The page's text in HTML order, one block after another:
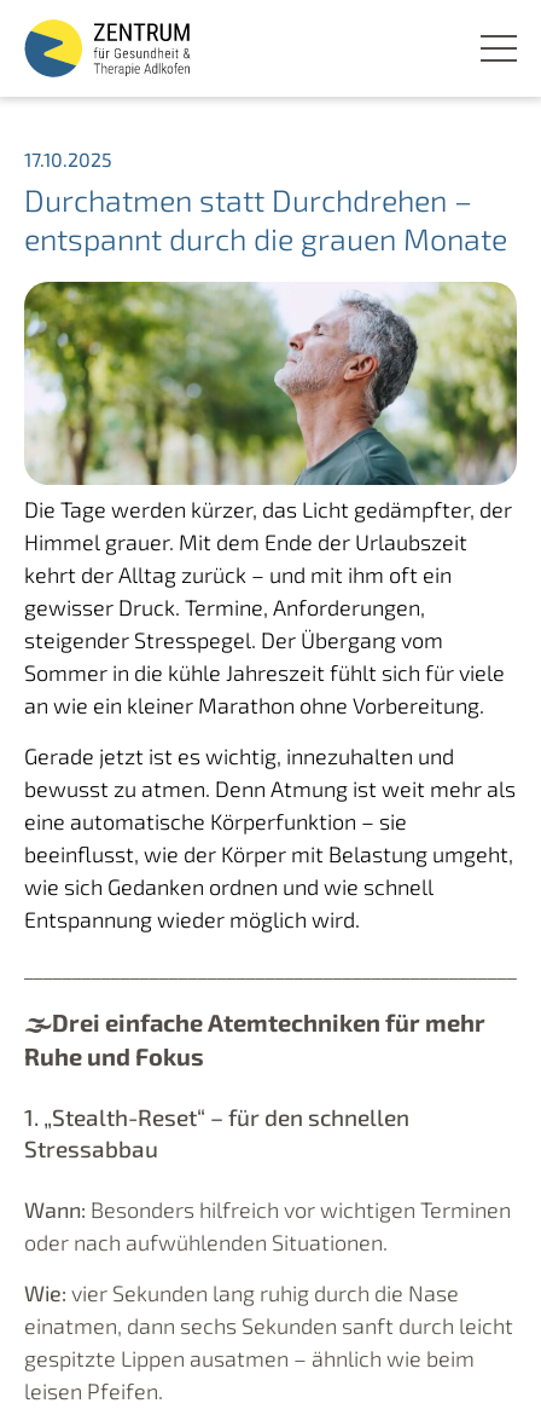
content
17.10.2025
Durchatmen statt Durchdrehen –
entspannt durch die grauen Monate
Die Tage werden kürzer, das Licht gedämpfter, der
Himmel grauer. Mit dem Ende der Urlaubszeit
kehrt der Alltag zurück – und mit ihm oft ein
gewisser Druck. Termine, Anforderungen,
steigender Stresspegel. Der Übergang vom
Sommer in die kühle Jahreszeit fühlt sich für viele
an wie ein kleiner Marathon ohne Vorbereitung.
Gerade jetzt ist es wichtig, innezuhalten und
bewusst zu atmen. Denn Atmung ist weit mehr als
eine automatische Körperfunktion – sie
beeinflusst, wie der Körper mit Belastung umgeht,
wie sich Gedanken ordnen und wie schnell
Entspannung wieder möglich wird.
🌫️Drei einfache Atemtechniken für mehr
Ruhe und Fokus
1. „Stealth-Reset“ – für den schnellen
Stressabbau
Wann: Besonders hilfreich vor wichtigen Terminen
oder nach aufwühlenden Situationen.
Wie: vier Sekunden lang ruhig durch die Nase
einatmen, dann sechs Sekunden sanft durch leicht
gespitzte Lippen ausatmen – ähnlich wie beim
leisen Pfeifen.